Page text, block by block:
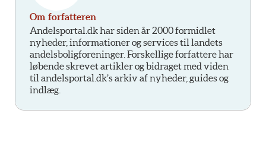
Om forfatteren
Andelsportal.dk har siden år 2000 formidlet
nyheder, informationer og services til landets
andelsboligforeninger. Forskellige forfattere har
løbende skrevet artikler og bidraget med viden
til andelsportal.dk’s arkiv af nyheder, guides og
indlæg.